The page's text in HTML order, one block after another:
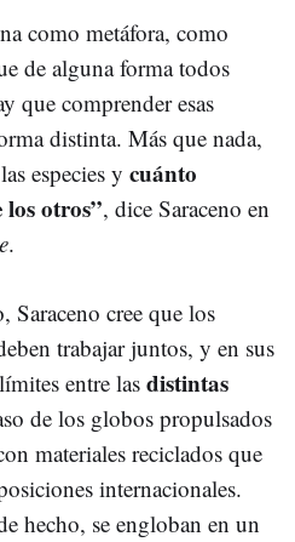
como metáfora, como
de alguna forma todos
que comprender esas
distinta. Más que nada,
especies y cuánto
los otros”, dice Saraceno en
.
Saraceno cree que los
trabajar juntos, y en sus
entre las distintas
de los globos propulsados
materiales reciclados que
internacionales.
hecho, se engloban en un